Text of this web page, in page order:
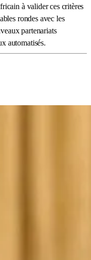
à valider ces critères
rondes avec les
partenariats
automatisés.